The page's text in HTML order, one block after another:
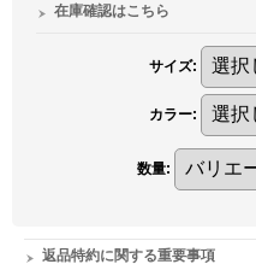
在庫確認はこちら
サイズ:
カラー:
数量:
返品特約に関する重要事項